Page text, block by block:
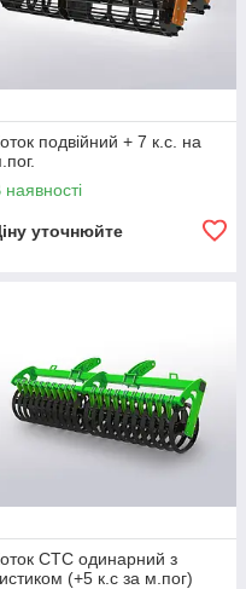
подвійний + 7 к.с. на
наявності
уточнюйте
СТС одинарний з
(+5 к.с за м.пог)